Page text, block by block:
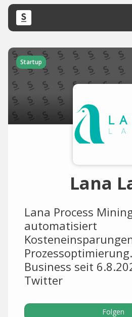
Startup
Lana
Lana Process
automatisiert
Business seit
Twitter
Folgen